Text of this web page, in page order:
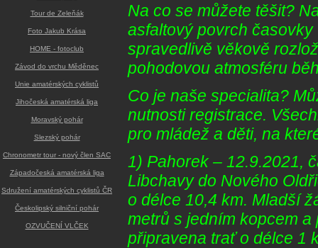
Tour de Zeleňák
Foto Jakub Krása
HOME - fotoclub
Závod do vrchu Měděnec
Unie amatérských cyklistů
Jihočeská amatérská liga
Moravský pohár
Slezský pohár
Chronometr tour - nový člen SAC
Západočeská amatérská liga
Sdružení amatérských cyklistů ČR
Českolipský silniční pohár
OZVUČENÍ VLČEK
Na co se můžete těšit?
asfaltový povrch
spravedlivě věkově
pohodovou atmosféru
Co je naše specialita?
nutnosti registrace.
pro mládež a děti, na
1) Pahorek – 12.9.2021,
Libchavy do Nového
o délce 10,4 km. Mladší
metrů s jedním kopcem a
připravena trať o délce 1